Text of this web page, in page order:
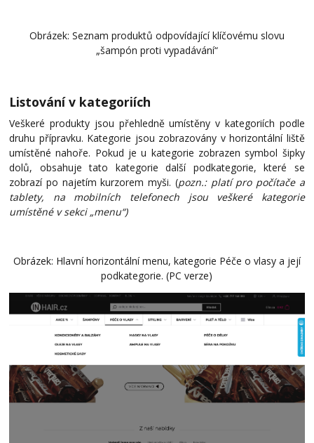
Obrázek: Seznam produktů odpovídající klíčovému slovu
„šampón proti vypadávání“
Listování v kategoriích
Veškeré produkty jsou přehledně umístěny v kategoriích podle
druhu přípravku. Kategorie jsou zobrazovány v horizontální liště
umístěné nahoře. Pokud je u kategorie zobrazen symbol šipky
dolů, obsahuje tato kategorie další podkategorie, které se
zobrazí po najetím kurzorem myši. (pozn.: platí pro počítače a
tablety, na mobilních telefonech jsou veškeré kategorie
umístěné v sekci „menu“)
Obrázek: Hlavní horizontální menu, kategorie Péče o vlasy a její
podkategorie. (PC verze)